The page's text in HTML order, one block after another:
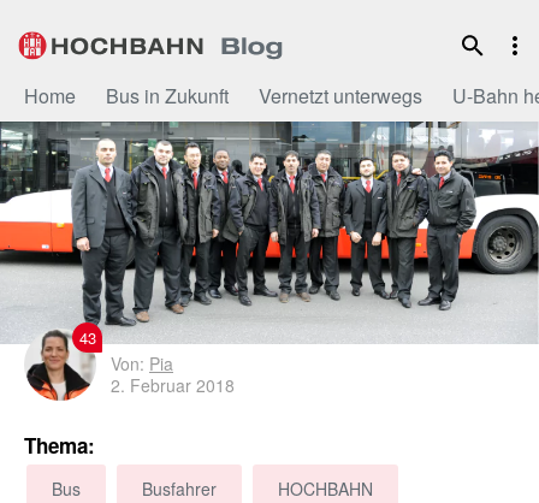
Inhalt
Home Bus in Zukunft Vernetzt unterwegs U-Bahn
43
Von: Pia
2. Februar 2018
Thema:
Bus Busfahrer HOCHBAHN